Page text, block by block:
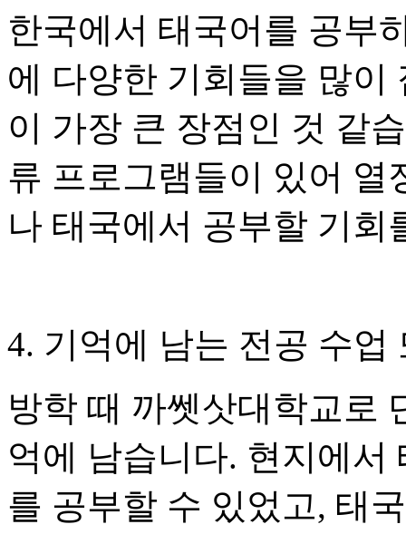
한국에서 태국어를 공부
에 다양한 기회들을 많이
이 가장 큰 장점인 것 같
류 프로그램들이 있어 열
나 태국에서 공부할 기
4. 기억에 남는 전공 수업
방학 때 까쎗삿대학교로
억에 남습니다. 현지에서
를 공부할 수 있었고, 태